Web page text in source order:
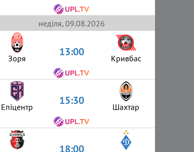
неділя, 09.08.2026
Зоря 13:00 Кривбас
Епіцентр 15:30 Шахтар
18:00